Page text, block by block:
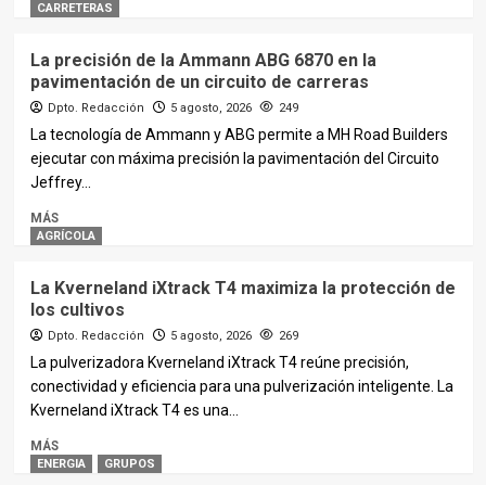
CARRETERAS
La precisión de la Ammann ABG 6870 en la
pavimentación de un circuito de carreras
Dpto. Redacción 5 agosto, 2026 249
La tecnología de Ammann y ABG permite a MH Road Builders
ejecutar con máxima precisión la pavimentación del Circuito
Jeffrey...
MÁS
AGRÍCOLA
La Kverneland iXtrack T4 maximiza la protección de
los cultivos
Dpto. Redacción 5 agosto, 2026 269
La pulverizadora Kverneland iXtrack T4 reúne precisión,
conectividad y eficiencia para una pulverización inteligente. La
Kverneland iXtrack T4 es una...
MÁS
ENERGIA GRUPOS